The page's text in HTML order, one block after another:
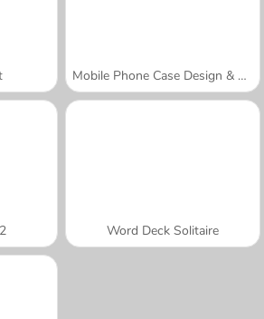
Mobile Phone Case Design & DIY
Word Deck Solitaire